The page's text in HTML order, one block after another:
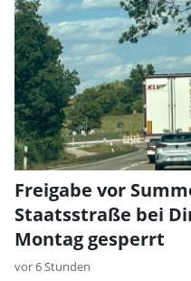
Freigabe vor
Staatsstraße bei
Montag gesperrt
vor 6 Stunden